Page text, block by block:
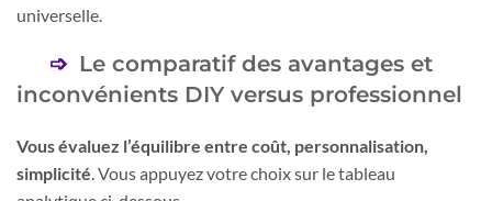
universelle.
Le comparatif des avantages et
inconvénients DIY versus professionnel
Vous évaluez l’équilibre entre coût, personnalisation,
simplicité. Vous appuyez votre choix sur le tableau